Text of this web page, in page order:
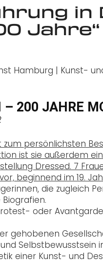
in
Hamburg | Kunst-
– 200 JAHRE
persönlichsten
ist sie außerdem
Dressed. 7
beginnend im 19.
die zugleich
oder
gehobenen
und
einer Kunst- und